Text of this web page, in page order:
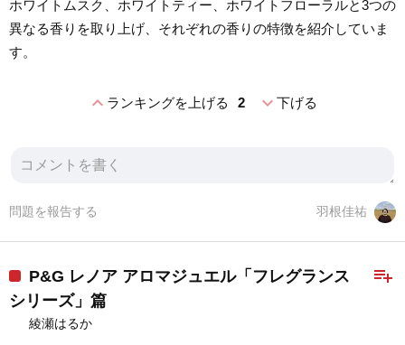
ホワイトムスク、ホワイトティー、ホワイトフローラルと3つの
異なる香りを取り上げ、それぞれの香りの特徴を紹介していま
す。
expand_lessランキングを上げる 2 expand_more下げる
羽根佳祐
問題を報告する
playlist_add
P&G レノア アロマジュエル「フレグランス
シリーズ」篇
綾瀬はるか